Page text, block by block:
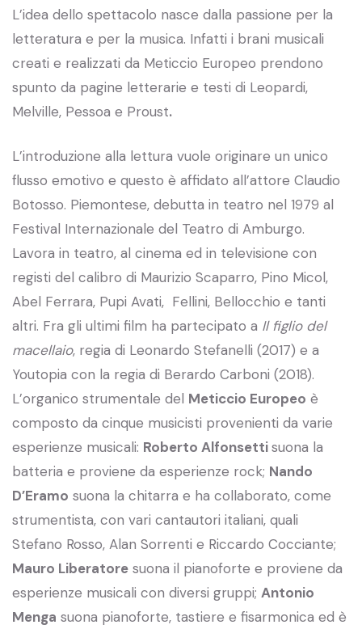
L’idea dello spettacolo nasce dalla passione per la
letteratura e per la musica. Infatti i brani musicali
creati e realizzati da Meticcio Europeo prendono
spunto da pagine letterarie e testi di Leopardi,
Melville, Pessoa e Proust.
L’introduzione alla lettura vuole originare un unico
flusso emotivo e questo è affidato all’attore Claudio
Botosso. Piemontese, debutta in teatro nel 1979 al
Festival Internazionale del Teatro di Amburgo.
Lavora in teatro, al cinema ed in televisione con
registi del calibro di Maurizio Scaparro, Pino Micol,
Abel Ferrara, Pupi Avati, Fellini, Bellocchio e tanti
altri. Fra gli ultimi film ha partecipato a Il figlio del
macellaio, regia di Leonardo Stefanelli (2017) e a
Youtopia con la regia di Berardo Carboni (2018).
L’organico strumentale del Meticcio Europeo è
composto da cinque musicisti provenienti da varie
esperienze musicali: Roberto Alfonsettisuona la
batteria e proviene da esperienze rock; Nando
D’Eramo suona la chitarra e ha collaborato, come
strumentista, con vari cantautori italiani, quali
Stefano Rosso, Alan Sorrenti e Riccardo Cocciante;
Mauro Liberatore suona il pianoforte e proviene da
esperienze musicali con diversi gruppi; Antonio
Menga suona pianoforte, tastiere e fisarmonica ed è